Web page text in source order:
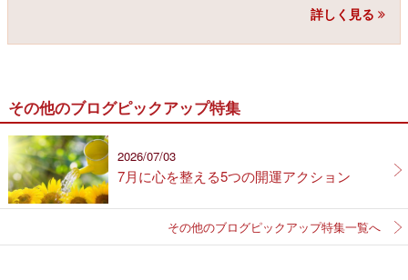
詳しく見る
その他のブログピックアップ特集
2026/07/03
7月に心を整える5つの開運アクション
その他のブログピックアップ特集一覧へ